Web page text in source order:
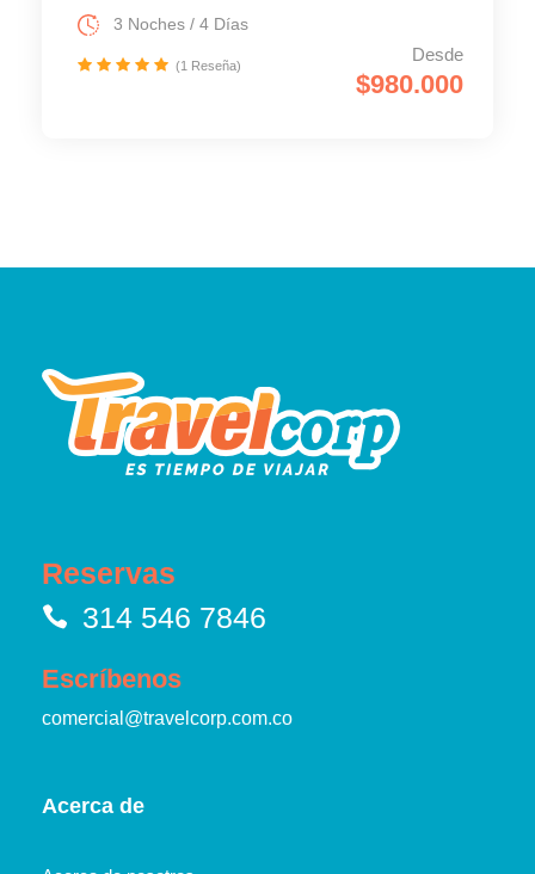
Desde
$980.000
3 Noches / 4 Días
(1 Reseña)
Reservas
314 546 7846
Escríbenos
comercial@travelcorp.com.co
Acerca de